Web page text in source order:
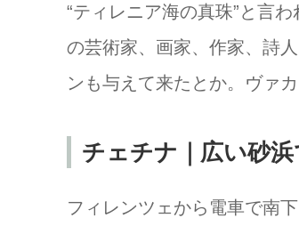
“ティレニア海の真珠”と言
の芸術家、画家、作家、詩
ンも与えて来たとか。ヴァ
チェチナ｜広い砂
フィレンツェから電車で南